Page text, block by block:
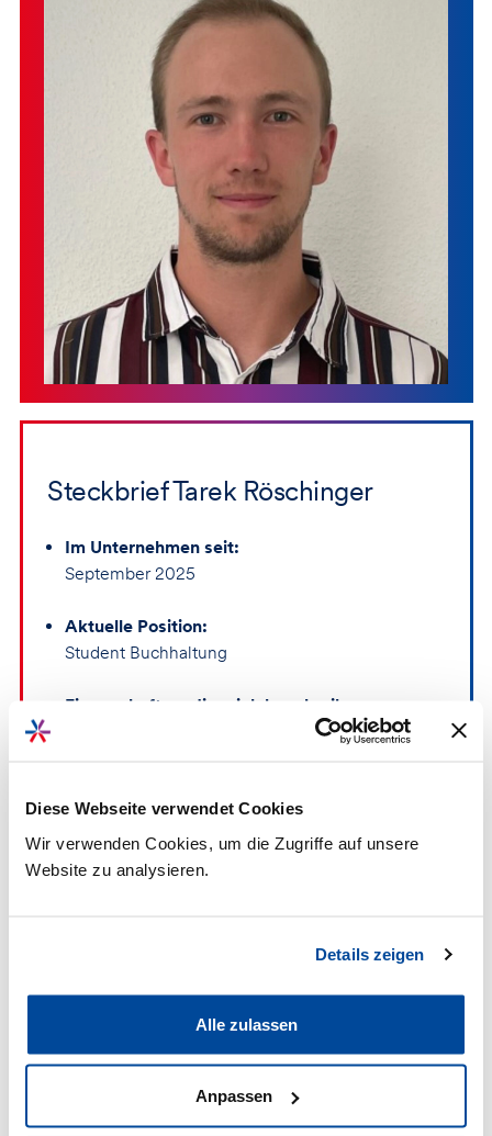
Diese Webseite verwendet Cookies
Wir verwenden Cookies, um die Zugriffe auf unsere
Website zu analysieren.
Details zeigen
Alle zulassen
Anpassen
Steckbrief Tarek Röschinger
Im Unternehmen seit:
September 2025
Aktuelle Position:
Student Buchhaltung
Eigenschaften, die mich beschreiben:
Lieblingszitat:
„Der beste Weg, die Zukunft vorauszusagen, ist,
sie zu gestalten.“
unser Team in der Buchhaltung als
studentische Unterstützung.